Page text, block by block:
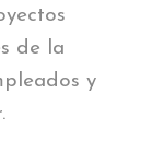
de la
y